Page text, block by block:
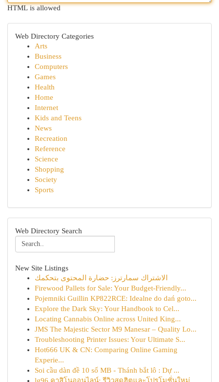
HTML is allowed
Web Directory Categories
Arts
Business
Computers
Games
Health
Home
Internet
Kids and Teens
News
Recreation
Reference
Science
Shopping
Society
Sports
Web Directory Search
New Site Listings
الاشتراك سمارترز: حضارة المحتوى بتحكمك
Firewood Pallets for Sale: Your Budget-Friendly...
Pojemniki Guillin KP822RCE: Idealne do dań goto...
Explore the Dark Sky: Your Handbook to Cel...
Locating Cannabis Online across United King...
JMS The Majestic Sector M9 Manesar – Quality Lo...
Troubleshooting Printer Issues: Your Ultimate S...
Hot666 UK & CN: Comparing Online Gaming
Experie...
Soi cầu dàn đề 10 số MB - Thánh bắt lô : Dự ...